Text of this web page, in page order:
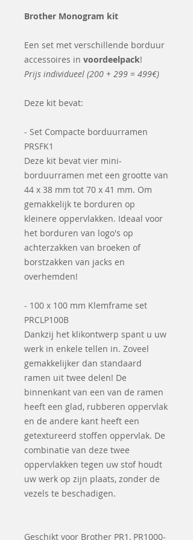
Brother Monogram kit
Een set met verschillende borduur
accessoires in voordeelpack!
Prijs individueel (200 + 299 = 499€)
Deze kit bevat:
- Set Compacte borduurramen
PRSFK1
Deze kit bevat vier mini-
borduurramen met een grootte van
44 x 38 mm tot 70 x 41 mm. Om
gemakkelijk te borduren op
kleinere oppervlakken. Ideaal voor
het borduren van logo's op
achterzakken van broeken of
borstzakken van jacks en
overhemden!
- 100 x 100 mm Klemframe set
PRCLP100B
Dankzij het klikontwerp spant u uw
werk in enkele tellen in. Zoveel
gemakkelijker dan standaard
ramen uit twee delen! De
binnenkant van een van de ramen
heeft een glad, rubberen oppervlak
en de andere kant heeft een
getextureerd stoffen oppervlak. De
combinatie van deze twee
oppervlakken tegen uw stof houdt
uw werk op zijn plaats, zonder de
vezels te beschadigen.
Geschikt voor Brother PR1, PR1000-